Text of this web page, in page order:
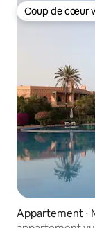
Coup de cœur
Coup de cœur
Appartement ⋅